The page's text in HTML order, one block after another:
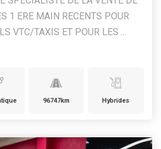
1 ERE MAIN RECENTS POUR
VTC/TAXIS ET POUR LES ...
96747km Hybrides